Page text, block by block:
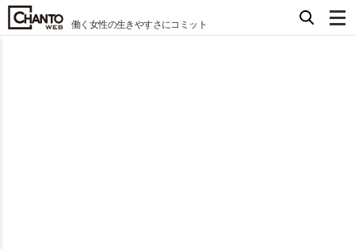
働く女性の生きやすさにコミット